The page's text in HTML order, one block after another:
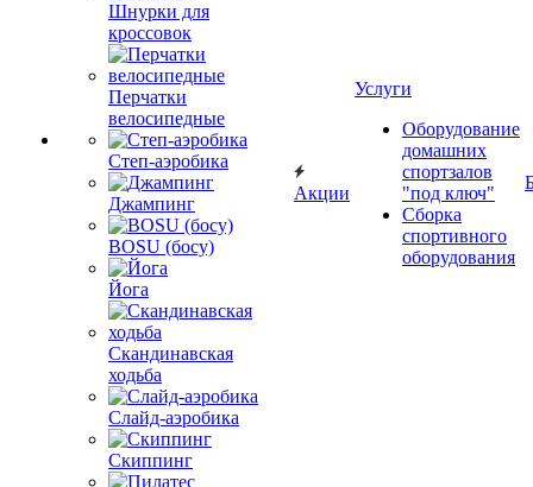
Шнурки для
кроссовок
Перчатки
велосипедные
Степ-аэробика
Джампинг
BOSU (босу)
Йога
Скандинавская
ходьба
Слайд-аэробика
Скиппинг
Акции
Услуги
Оборудование
домашних
спортзалов
"под ключ"
Сборка
спортивного
оборудования